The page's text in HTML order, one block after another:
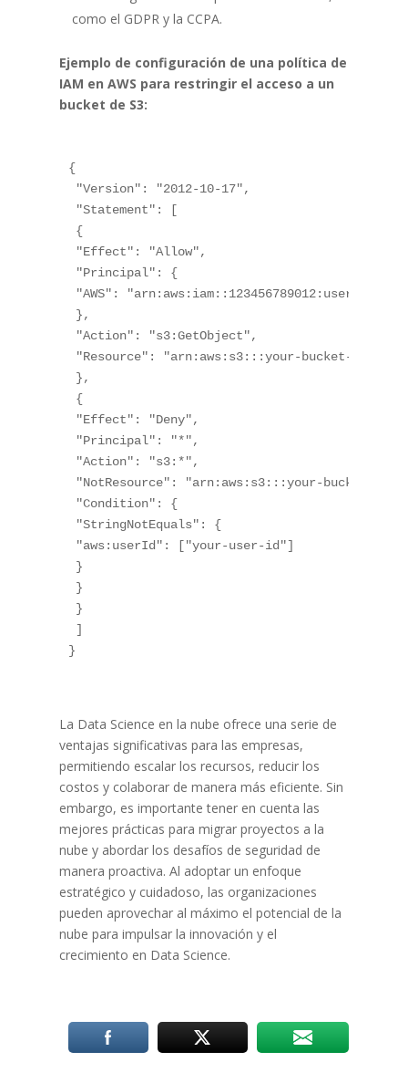
como el GDPR y la CCPA.
Ejemplo de configuración de una política de
IAM en AWS para restringir el acceso a un
bucket de S3:
{
"Version": "2012-10-17",
"Statement": [
{
"Effect": "Allow",
"Principal": {
"AWS": "arn:aws:iam::123456789012:user/
},
"Action": "s3:GetObject",
"Resource": "arn:aws:s3:::your-bucket-name/*"
},
{
"Effect": "Deny",
"Principal": "*",
"Action": "s3:*",
"NotResource": "arn:aws:s3:::your-bucket-
"Condition": {
"StringNotEquals": {
"aws:userId": ["your-user-id"]
}
}
}
]
La Data Science en la nube ofrece una serie de
ventajas significativas para las empresas,
permitiendo escalar los recursos, reducir los
costos y colaborar de manera más eficiente. Sin
embargo, es importante tener en cuenta las
mejores prácticas para migrar proyectos a la
nube y abordar los desafíos de seguridad de
manera proactiva. Al adoptar un enfoque
estratégico y cuidadoso, las organizaciones
pueden aprovechar al máximo el potencial de la
nube para impulsar la innovación y el
crecimiento en Data Science.